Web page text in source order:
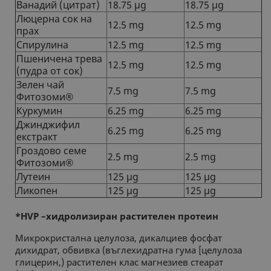
Ванадий (цитрат)
18.75 µg
18.75 µg
Люцерна сок на
прах
12.5 mg
12.5 mg
Спирулина
12.5 mg
12.5 mg
Пшеничена трева
(пудра от сок)
12.5 mg
12.5 mg
Зелен чай
Фитозоми®
7.5 mg
7.5 mg
Куркумин
6.25 mg
6.25 mg
Джинджифил
екстракт
6.25 mg
6.25 mg
Гроздово семе
Фитозоми®
2.5 mg
2.5 mg
Лутеин
125 µg
125 µg
Ликопен
125 µg 125 µg
*HVP –хидролизиран растителен протеин
Микрокристална целулоза, дикалциев фосфат
дихидрат, обвивка (въглехидратна гума [целулоза
глицерин,) растителен клас магнезиев стеарат